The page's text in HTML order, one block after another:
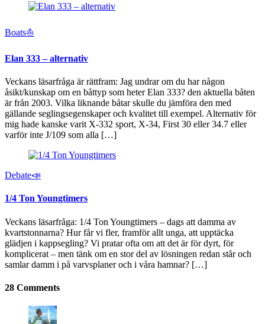
Boats⛵️
Elan 333 – alternativ
Veckans läsarfråga är rättfram: Jag undrar om du har någon
åsikt/kunskap om en båttyp som heter Elan 333? den aktuella båten
är från 2003. Vilka liknande båtar skulle du jämföra den med
gällande seglingsegenskaper och kvalitet till exempel. Alternativ för
mig hade kanske varit X‑332 sport, X‑34, First 30 eller 34.7 eller
varför inte J/109 som alla […]
Debate📣
1/4 Ton Youngtimers
Veckans läsarfråga: 1/4 Ton Youngtimers – dags att damma av
kvartstonnarna? Hur får vi fler, framför allt unga, att upptäcka
glädjen i kappsegling? Vi pratar ofta om att det är för dyrt, för
komplicerat – men tänk om en stor del av lösningen redan står och
samlar damm i på varvsplaner och i våra hamnar? […]
28 Comments